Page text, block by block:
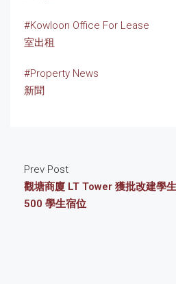
#Kowloon Office For Lease
室出租
#Property News
新聞
Prev Post
觀塘商廈 LT Tower 獲批改建學
500 學生宿位